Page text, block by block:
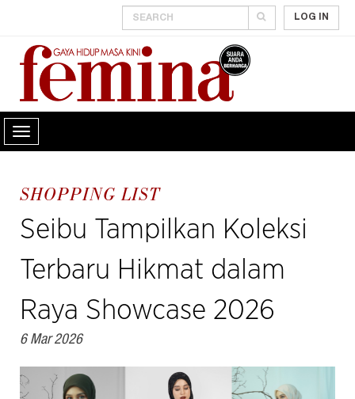
LOG IN
SHOPPING LIST
Seibu Tampilkan Koleksi
Terbaru Hikmat dalam
Raya Showcase 2026
6 Mar 2026